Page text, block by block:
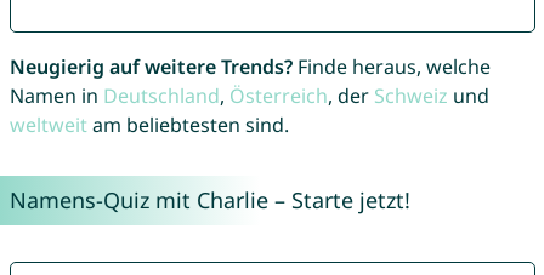
Neugierig auf weitere Trends?Finde heraus, welche
Namen in Deutschland, Österreich, der Schweiz und
weltweitam beliebtesten sind.
Namens-Quiz mit Charlie – Starte jetzt!